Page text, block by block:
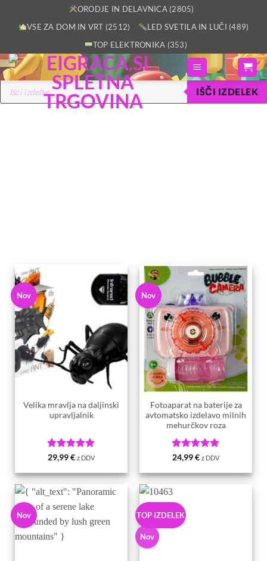
ORODJE IN DELAVNICA (2805)
VSE ZA DOM IN VRT (2512)
LED SVETILA IN LUČI (489)
TOP ELEKTRONIKA (353)
IŠČI IZDELEK
Nov
Velika mravlja na daljinski
upravljalnik
Ocenjeno5
29,99€ z DDV
Nov
Fotoaparat na baterije za
avtomatsko izdelavo milnih
mehurčkov roza
Ocenjeno5
24,99€ z DDV
Nov TOP IZDELEK
Nov